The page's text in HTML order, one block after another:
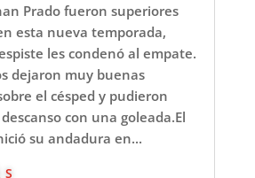
Prado fueron superiores
esta nueva temporada,
les condenó al empate.
dejaron muy buenas
el césped y pudieron
con una goleada.El
su andadura en...